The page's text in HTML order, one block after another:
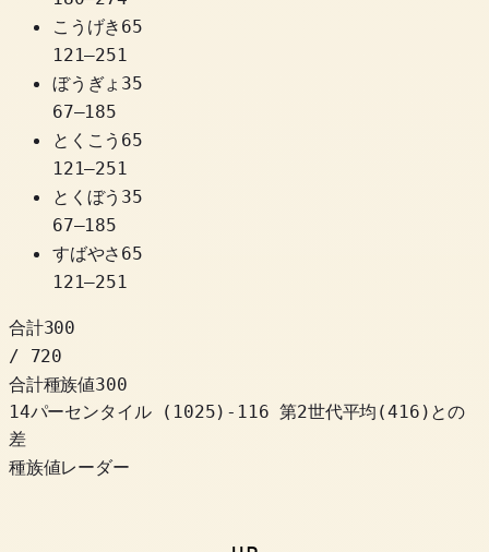
こうげき 65
121–251
ぼうぎょ 35
67–185
とくこう 65
121–251
とくぼう 35
67–185
すばやさ 65
121–251
合計300
/ 720
合計種族値300
14パーセンタイル
( 1025) -116 第2世代平均(416)との
差
種族値レーダー